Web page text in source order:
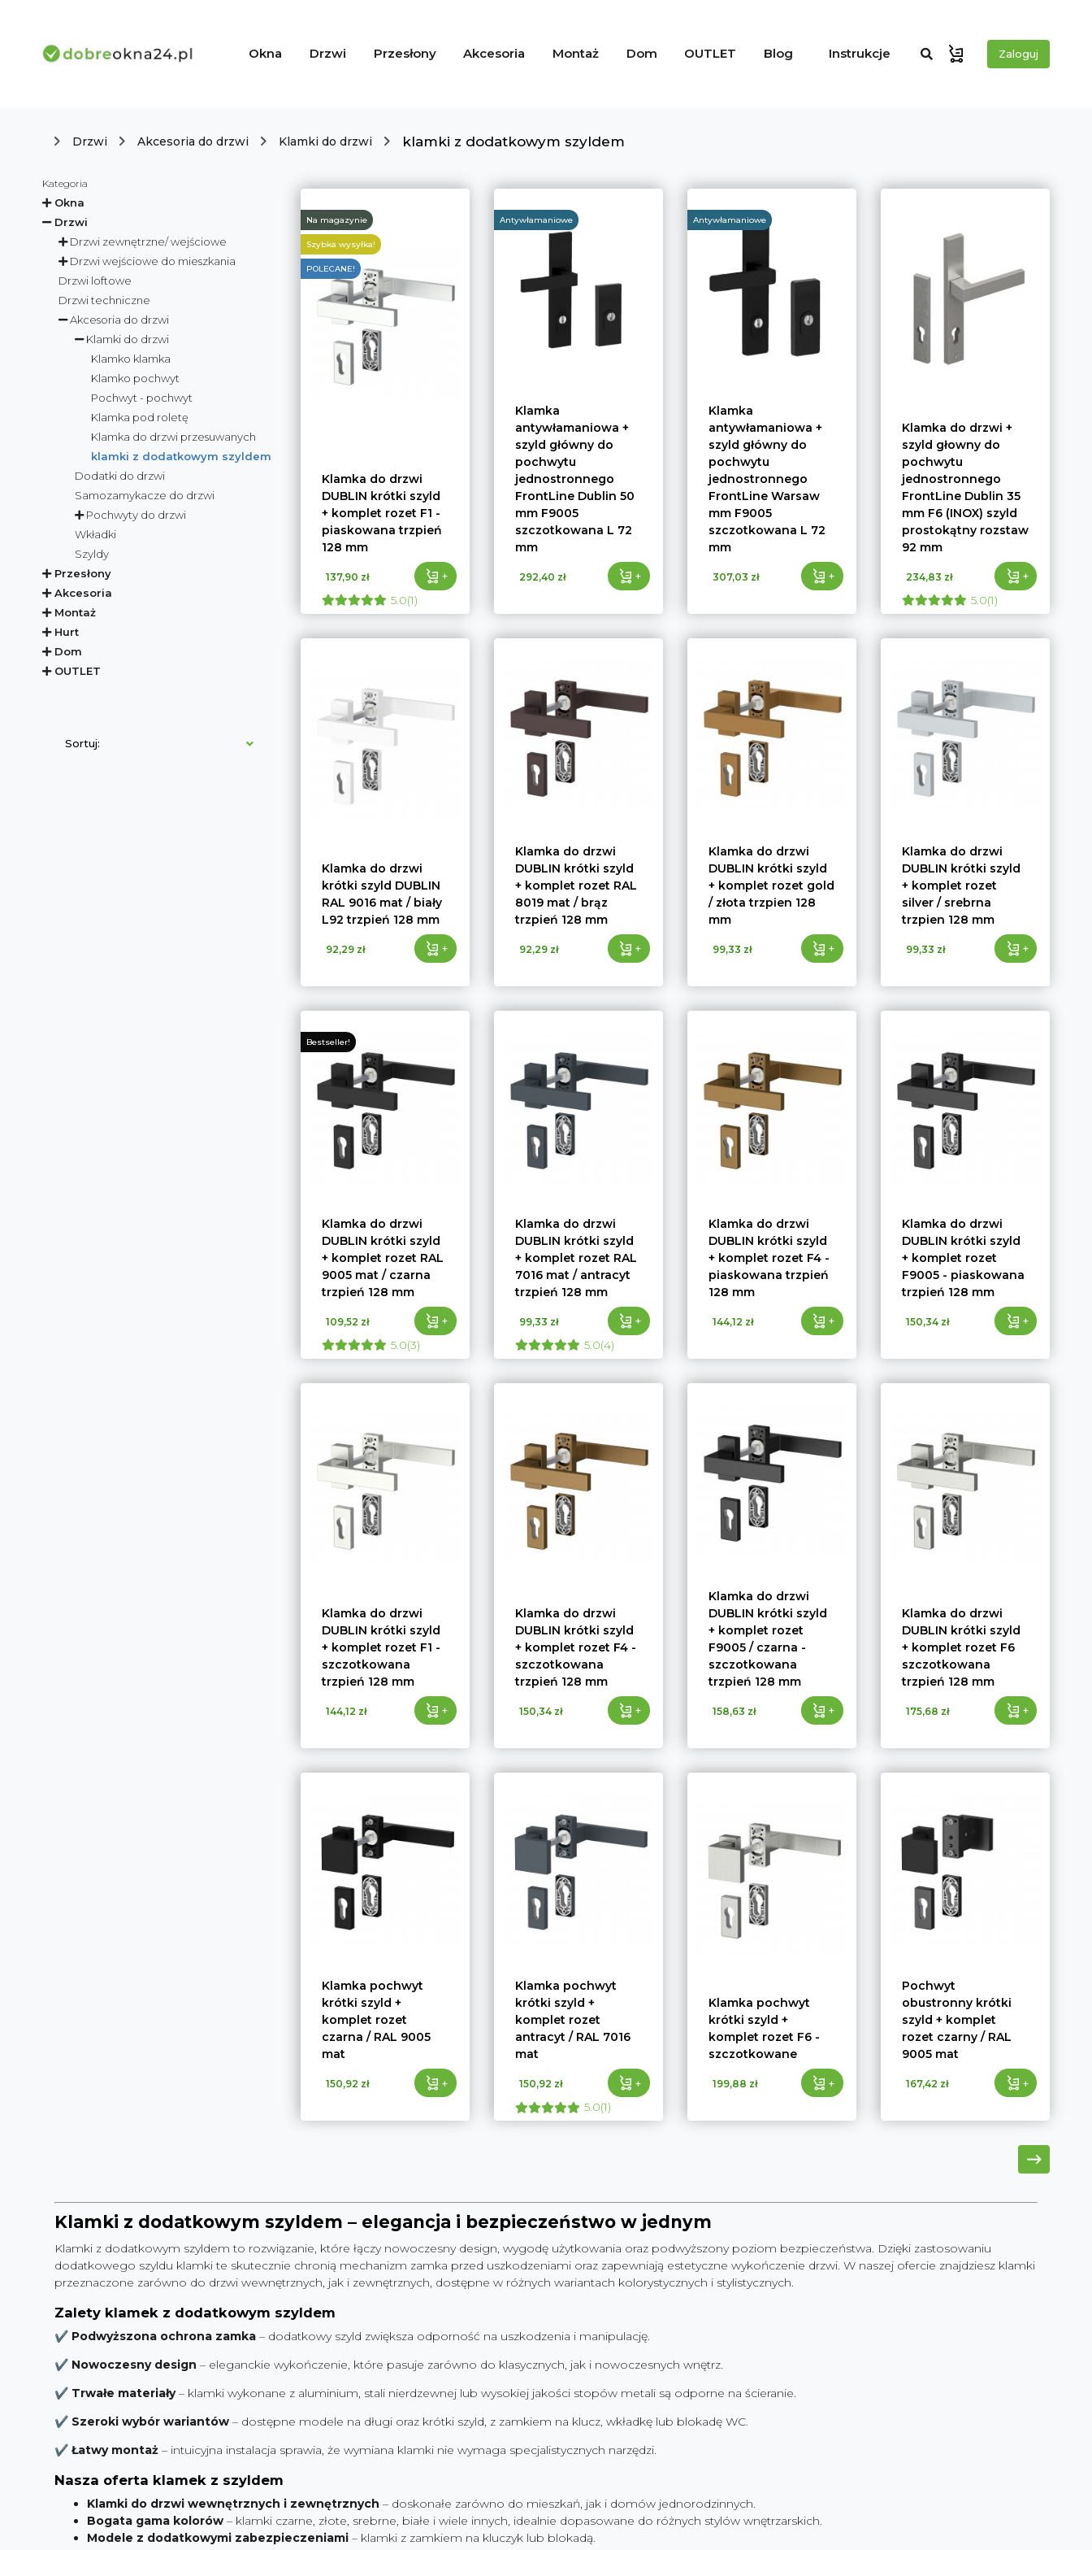
Okna Drzwi Przesłony Akcesoria Montaż Dom OUTLET Blog Instrukcje Zaloguj
Drzwi Akcesoria do drzwi Klamki do drzwi klamki z dodatkowym szyldem
Kategoria
Okna
Drzwi
Drzwi zewnętrzne/ wejściowe
Drzwi wejściowe do mieszkania
Drzwi loftowe
Drzwi techniczne
Akcesoria do drzwi
Klamki do drzwi
Klamko klamka
Klamko pochwyt
Pochwyt - pochwyt
Klamka pod roletę
Klamka do drzwi przesuwanych
klamki z dodatkowym szyldem
Dodatki do drzwi
Samozamykacze do drzwi
Pochwyty do drzwi
Wkładki
Szyldy
Przesłony
Akcesoria
Montaż
Hurt
Dom
OUTLET
Sortuj:
Na magazynie
Szybka wysyłka!
POLECANE!
Klamka do drzwi
DUBLIN krótki szyld
+ komplet rozet F1 -
piaskowana trzpień
128 mm
137,90 zł +
5.0(1)
Antywłamaniowe
Klamka
antywłamaniowa +
szyld główny do
pochwytu
jednostronnego
FrontLine Dublin 50
mm F9005
szczotkowana L 72
mm
292,40 zł +
Antywłamaniowe
Klamka
antywłamaniowa +
szyld główny do
pochwytu
jednostronnego
FrontLine Warsaw
mm F9005
szczotkowana L 72
mm
307,03 zł +
Klamka do drzwi +
szyld głowny do
pochwytu
jednostronnego
FrontLine Dublin 35
mm F6 (INOX) szyld
prostokątny rozstaw
92 mm
234,83 zł +
5.0(1)
Klamka do drzwi
krótki szyld DUBLIN
RAL 9016 mat / biały
L92 trzpień 128 mm
92,29 zł +
Klamka do drzwi
DUBLIN krótki szyld
+ komplet rozet RAL
8019 mat / brąz
trzpień 128 mm
92,29 zł +
Klamka do drzwi
DUBLIN krótki szyld
+ komplet rozet gold
/ złota trzpien 128
mm
99,33 zł +
Klamka do drzwi
DUBLIN krótki szyld
+ komplet rozet
silver / srebrna
trzpien 128 mm
99,33 zł +
Bestseller!
Klamka do drzwi
DUBLIN krótki szyld
+ komplet rozet RAL
9005 mat / czarna
trzpień 128 mm
109,52 zł +
5.0(3)
Klamka do drzwi
DUBLIN krótki szyld
+ komplet rozet RAL
7016 mat / antracyt
trzpień 128 mm
99,33 zł +
5.0(4)
Klamka do drzwi
DUBLIN krótki szyld
+ komplet rozet F4 -
piaskowana trzpień
128 mm
144,12 zł +
Klamka do drzwi
DUBLIN krótki szyld
+ komplet rozet
F9005 - piaskowana
trzpień 128 mm
150,34 zł +
Klamka do drzwi
DUBLIN krótki szyld
+ komplet rozet F1 -
szczotkowana
trzpień 128 mm
144,12 zł +
Klamka do drzwi
DUBLIN krótki szyld
+ komplet rozet F4 -
szczotkowana
trzpień 128 mm
150,34 zł +
Klamka do drzwi
DUBLIN krótki szyld
+ komplet rozet
F9005 / czarna -
szczotkowana
trzpień 128 mm
158,63 zł +
Klamka do drzwi
DUBLIN krótki szyld
+ komplet rozet F6
szczotkowana
trzpień 128 mm
175,68 zł +
Klamka pochwyt
krótki szyld +
komplet rozet
czarna / RAL 9005
mat
150,92 zł +
Klamka pochwyt
krótki szyld +
komplet rozet
antracyt / RAL 7016
mat
150,92 zł +
5.0(1)
Klamka pochwyt
krótki szyld +
komplet rozet F6 -
szczotkowane
199,88 zł +
Pochwyt
obustronny krótki
szyld + komplet
rozet czarny / RAL
9005 mat
167,42 zł +
Klamki z dodatkowym szyldem – elegancja i bezpieczeństwo w jednym
Klamki z dodatkowym szyldem to rozwiązanie, które łączy nowoczesny design, wygodę użytkowania oraz podwyższony poziom bezpieczeństwa. Dzięki zastosowaniu
dodatkowego szyldu klamki te skutecznie chronią mechanizm zamka przed uszkodzeniami oraz zapewniają estetyczne wykończenie drzwi. W naszej ofercie znajdziesz klamki
przeznaczone zarówno do drzwi wewnętrznych, jak i zewnętrznych, dostępne w różnych wariantach kolorystycznych i stylistycznych.
Zalety klamek z dodatkowym szyldem
✔ Podwyższona ochrona zamka – dodatkowy szyld zwiększa odporność na uszkodzenia i manipulację.
✔ Nowoczesny design – eleganckie wykończenie, które pasuje zarówno do klasycznych, jak i nowoczesnych wnętrz.
✔ Trwałe materiały– klamki wykonane z aluminium, stali nierdzewnej lub wysokiej jakości stopów metali są odporne na ścieranie.
✔ Szeroki wybór wariantów – dostępne modele na długi oraz krótki szyld, z zamkiem na klucz, wkładkę lub blokadę WC.
✔ Łatwy montaż – intuicyjna instalacja sprawia, że wymiana klamki nie wymaga specjalistycznych narzędzi.
Nasza oferta klamek z szyldem
Klamki do drzwi wewnętrznych i zewnętrznych – doskonałe zarówno do mieszkań, jak i domów jednorodzinnych.
Bogata gama kolorów – klamki czarne, złote, srebrne, białe i wiele innych, idealnie dopasowane do różnych stylów wnętrzarskich.
Modele z dodatkowymi zabezpieczeniami – klamki z zamkiem na kluczyk lub blokadą.